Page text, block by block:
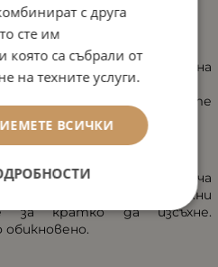
дълготраен ефект на
да се събират в гънките
на окото върху клепача
и разнесете с нежни
за кратко да изсъхне.
с друга
сте им
която са събрали от
на техните услуги.
ВСИЧКИ